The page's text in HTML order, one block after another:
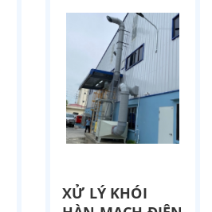
XỬ LÝ KHÓI